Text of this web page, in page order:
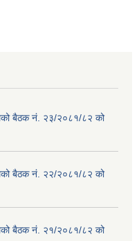
बैठक नं. २३/२०८१/८२ को
बैठक नं. २२/२०८१/८२ को
बैठक नं. २१/२०८१/८२ को